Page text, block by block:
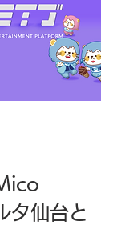
タ仙台と